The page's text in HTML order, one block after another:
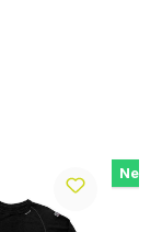
Neu